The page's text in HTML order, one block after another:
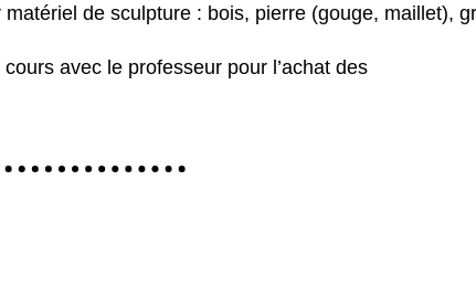
de sculpture : bois, pierre (gouge, maillet),
avec le professeur pour l’achat des